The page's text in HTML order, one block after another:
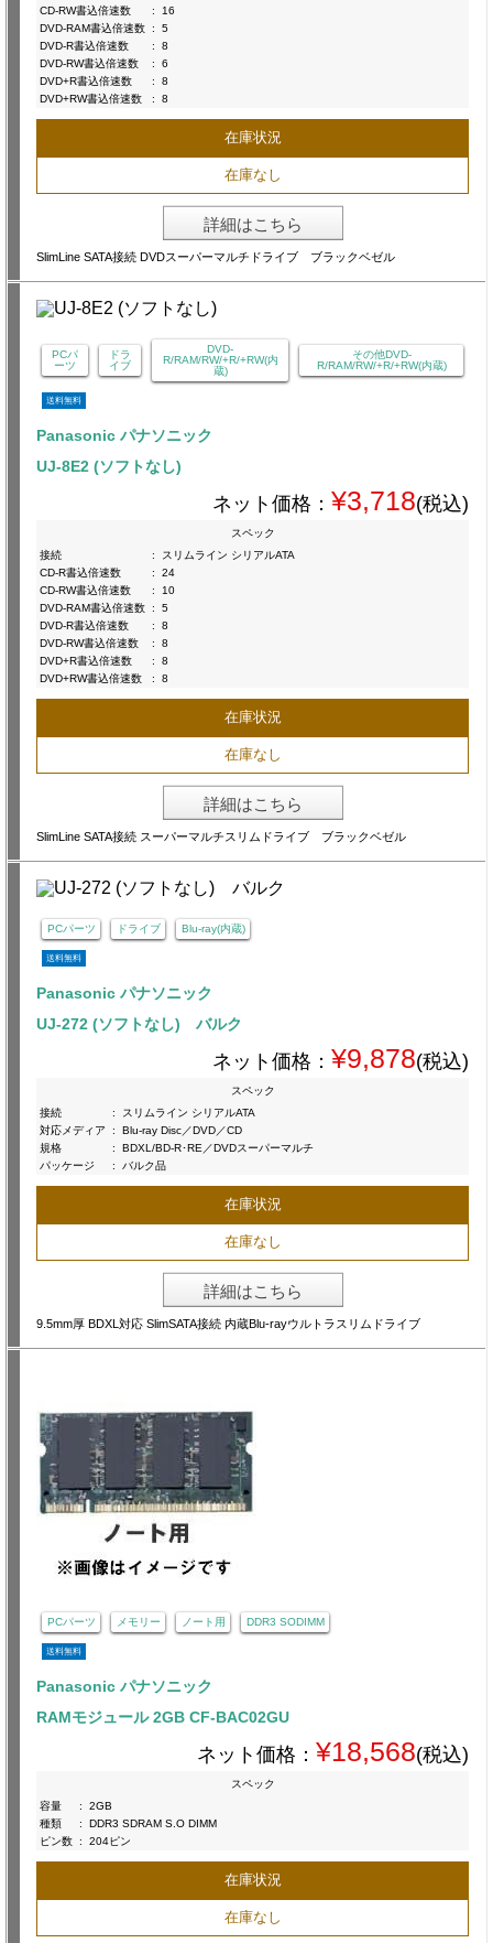
CD-RW書込倍速数
:
16
DVD-RAM書込倍速数 :
5
DVD-R書込倍速数
:
8
DVD-RW書込倍速数
:
6
DVD+R書込倍速数
:
8
DVD+RW書込倍速数
: 8
在庫状況
在庫なし
詳細はこちら
SlimLine SATA接続 DVDスーパーマルチドライブ ブラックベゼル
PCパ
ーツ
ドラ
イブ
DVD-
R/RAM/RW/+R/+RW(内
蔵)
その他DVD-
R/RAM/RW/+R/+RW(内蔵)
送料無料
Panasonic パナソニック
UJ-8E2 (ソフトなし)
ネット価格： ¥3,718(税込)
スペック
接続
:
スリムライン シリアルATA
CD-R書込倍速数
:
24
CD-RW書込倍速数
:
10
DVD-RAM書込倍速数 :
5
DVD-R書込倍速数
:
8
DVD-RW書込倍速数
:
8
DVD+R書込倍速数
:
8
DVD+RW書込倍速数
: 8
在庫状況
在庫なし
詳細はこちら
SlimLine SATA接続 スーパーマルチスリムドライブ ブラックベゼル
PCパーツ ドライブ Blu-ray(内蔵)
送料無料
Panasonic パナソニック
UJ-272 (ソフトなし) バルク
ネット価格： ¥9,878(税込)
スペック
接続
:
スリムライン シリアルATA
対応メディア
:
Blu-ray Disc／DVD／CD
規格
:
BDXL/BD-R･RE／DVDスーパーマルチ
パッケージ
: バルク品
在庫状況
在庫なし
詳細はこちら
9.5mm厚 BDXL対応 SlimSATA接続 内蔵Blu-rayウルトラスリムドライブ
PCパーツ メモリー ノート用 DDR3 SODIMM
送料無料
Panasonic パナソニック
RAMモジュール 2GB CF-BAC02GU
ネット価格： ¥18,568(税込)
スペック
容量
:
2GB
種類
:
DDR3 SDRAM S.O DIMM
ピン数 : 204ピン
在庫状況
在庫なし